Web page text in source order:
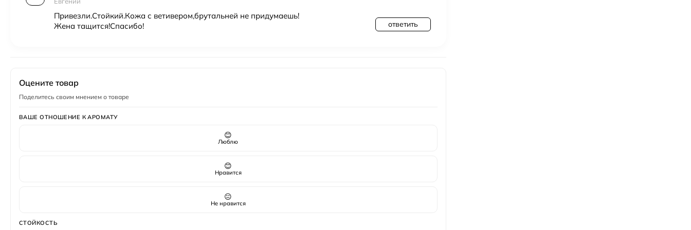
Привезли.Стойкий.Кожа с ветивером,брутальней не придумаешь!
Жена тащится!Спасибо!
ответить
Оцените товар
Поделитесь своим мнением о товаре
ВАШЕ ОТНОШЕНИЕ К АРОМАТУ
😊
Люблю
😊
Нравится
😐
Не нравится
СТОЙКОСТЬ